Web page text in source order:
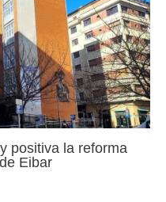
positiva la reforma
Eibar